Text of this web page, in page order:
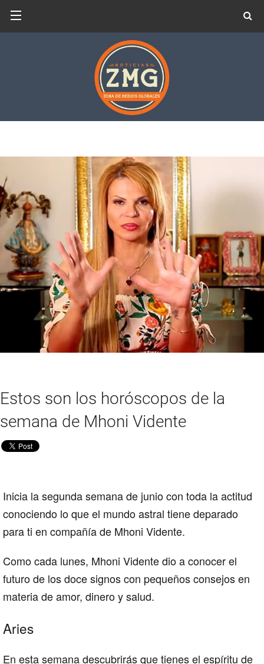
Estos son los horóscopos de la
semana de Mhoni Vidente
Inicia la segunda semana de junio con toda la actitud
conociendo lo que el mundo astral tiene deparado
para ti en compañía de Mhoni Vidente.
Como cada lunes, Mhoni Vidente dio a conocer el
futuro de los doce signos con pequeños consejos en
materia de amor, dinero y salud.
Aries
En esta semana descubrirás que tienes el espíritu de